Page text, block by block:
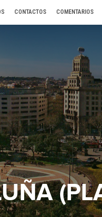
CONTACTOS COMENTARIOS